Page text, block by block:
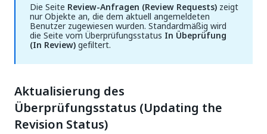
Die Seite Review-Anfragen (Review Requests) zeigt
nur Objekte an, die dem aktuell angemeldeten
Benutzer zugewiesen wurden. Standardmäßig wird
die Seite vom Überprüfungsstatus In Übeprüfung
(In Review)gefiltert.
Aktualisierung des
Überprüfungsstatus (Updating the
Revision Status)